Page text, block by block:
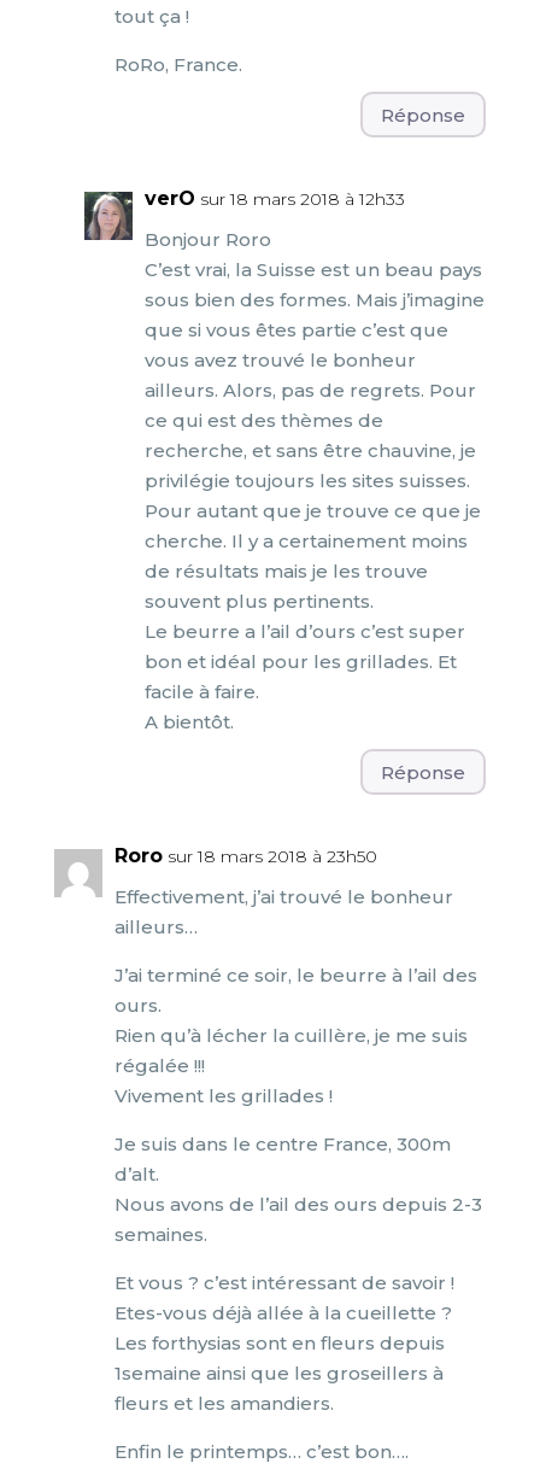
tout ça !
RoRo, France.
Réponse
verO sur 18 mars 2018 à 12h33
Bonjour Roro
C’est vrai, la Suisse est un beau pays
sous bien des formes. Mais j’imagine
que si vous êtes partie c’est que
vous avez trouvé le bonheur
ailleurs. Alors, pas de regrets. Pour
ce qui est des thèmes de
recherche, et sans être chauvine, je
privilégie toujours les sites suisses.
Pour autant que je trouve ce que je
cherche. Il y a certainement moins
de résultats mais je les trouve
souvent plus pertinents.
Le beurre a l’ail d’ours c’est super
bon et idéal pour les grillades. Et
facile à faire.
A bientôt.
Réponse
Roro sur 18 mars 2018 à 23h50
Effectivement, j’ai trouvé le bonheur
ailleurs…
J’ai terminé ce soir, le beurre à l’ail des
ours.
Rien qu’à lécher la cuillère, je me suis
régalée !!!
Vivement les grillades !
Je suis dans le centre France, 300m
d’alt.
Nous avons de l’ail des ours depuis 2-3
semaines.
Et vous ? c’est intéressant de savoir !
Etes-vous déjà allée à la cueillette ?
Les forthysias sont en fleurs depuis
1semaine ainsi que les groseillers à
fleurs et les amandiers.
Enfin le printemps… c’est bon….